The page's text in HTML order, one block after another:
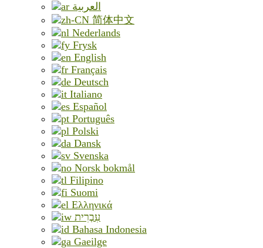
العربية
简体中文
Nederlands
Frysk
English
Français
Deutsch
Italiano
Español
Português
Polski
Dansk
Svenska
Norsk bokmål
Filipino
Suomi
Ελληνικά
עִבְרִית
Bahasa Indonesia
Gaeilge